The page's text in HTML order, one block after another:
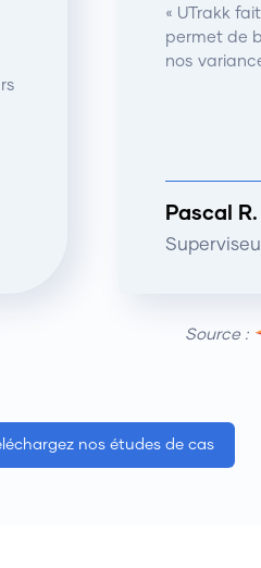
« UTrakk
permet de
nos
Pascal R.
Source :
nos études de cas